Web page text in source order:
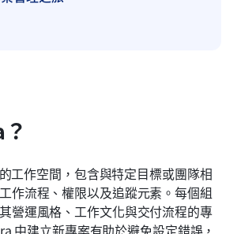
工作空間，包含與特定目標或團隊相
工作流程、權限以及追蹤元素。每個組
營運風格、工作文化與交付流程的專
中建立新專案有助於避免設定錯誤，